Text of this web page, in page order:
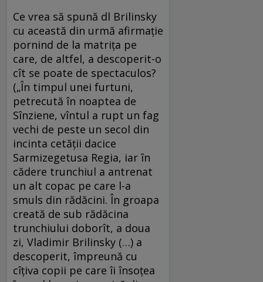
Ce vrea să spună dl Brilinsky
cu această din urmă afirmaţie
pornind de la matriţa pe
care, de altfel, a descoperit-o
cît se poate de spectaculos?
(„În timpul unei furtuni,
petrecută în noaptea de
Sînziene, vîntul a rupt un fag
vechi de peste un secol din
incinta cetăţii dacice
Sarmizegetusa Regia, iar în
cădere trunchiul a antrenat
un alt copac pe care l-a
smuls din rădăcini. În groapa
creată de sub rădăcina
trunchiului doborît, a doua
zi, Vladimir Brilinsky (…) a
descoperit, împreună cu
cîţiva copii pe care îi însoţea